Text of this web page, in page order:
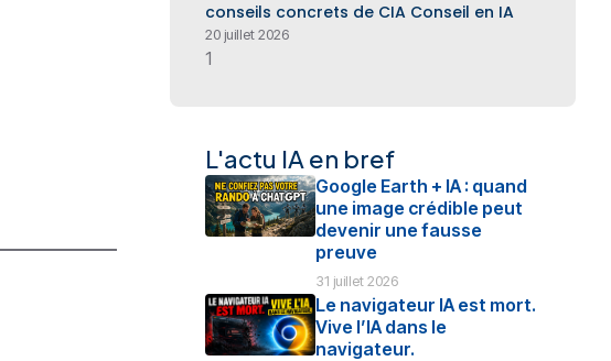
conseils concrets de CIA Conseil en IA
20 juillet 2026
L'actu IA en bref
Google Earth + IA : quand
une image crédible peut
devenir une fausse
preuve
31 juillet 2026
Le navigateur IA est mort.
Vive l’IA dans le
navigateur.